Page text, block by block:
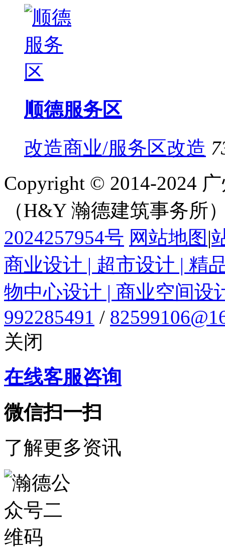
顺德服务区
改造商业/服务区改造
Copyright © 2014-2024
（H&Y 瀚德建筑事务所
2024257954号 网站地图 |
商业设计 | 超市设计 | 精
物中心设计 | 商业空间设
992285491 /
关闭
在线客服咨询
微信扫一扫
了解更多资讯